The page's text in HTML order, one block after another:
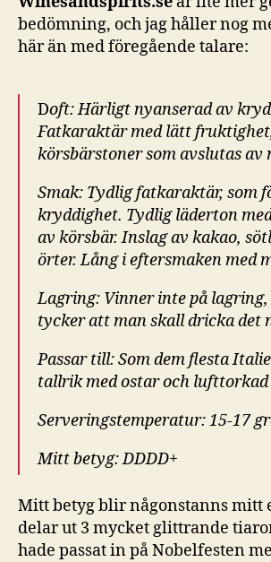
bedömning, och jag håller nog
här än med föregående talare:
Doft:Härligt nyanserad av
Fatkaraktär med lätt
körsbärstoner som avslutas av
Smak: Tydlig fatkaraktär, som
kryddighet. Tydlig läderton
av körsbär. Inslag av kakao,
örter. Lång i eftersmaken med
Lagring: Vinner inte på
tycker att man skall dricka det
Passar till: Som dem flesta
tallrik med ostar och lufttorkad
Serveringstemperatur: 15-17
Mitt betyg: DDDD+
Mitt betyg blir någonstanns mitt
delar ut 3 mycket glittrande
hade passat in på Nobelfesten